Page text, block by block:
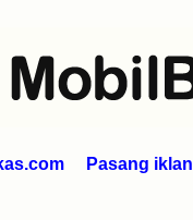
Pasang iklan